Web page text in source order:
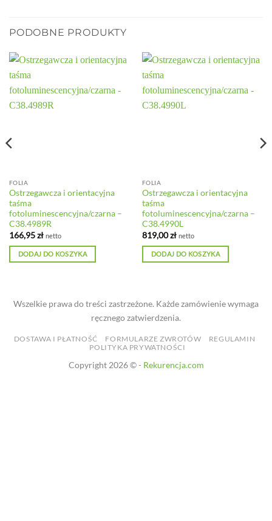
PODOBNE PRODUKTY
FOLIA
Ostrzegawcza i orientacyjna
taśma
fotoluminescencyjna/czarna –
C38.4989R
166,95zł netto
DODAJ DO KOSZYKA
FOLIA
Ostrzegawcza i orientacyjna
taśma
fotoluminescencyjna/czarna –
C38.4990L
819,00zł netto
DODAJ DO KOSZYKA
Wszelkie prawa do treści zastrzeżone. Każde zamówienie wymaga
ręcznego zatwierdzenia.
DOSTAWA I PŁATNOŚĆ FORMULARZE ZWROTÓW
REGULAMIN
POLITYKA PRYWATNOŚCI
Copyright 2026 © - Rekurencja.com